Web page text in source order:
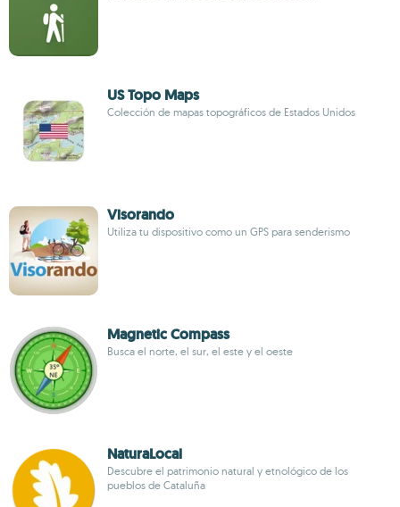
US Topo Maps
Colección de mapas topográficos de Estados Unidos
Visorando
Utiliza tu dispositivo como un GPS para senderismo
Magnetic Compass
Busca el norte, el sur, el este y el oeste
NaturaLocal
Descubre el patrimonio natural y etnológico de los
pueblos de Cataluña